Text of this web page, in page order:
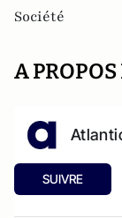
Société
A
SUIVRE